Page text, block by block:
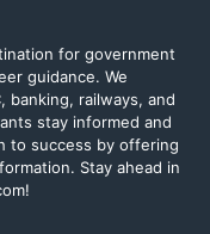
for government
guidance. We
banking, railways, and
stay informed and
to success by offering
Stay ahead in